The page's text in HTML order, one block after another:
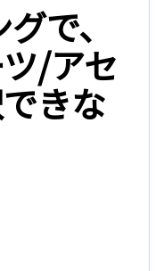
で、
/アセ
きな